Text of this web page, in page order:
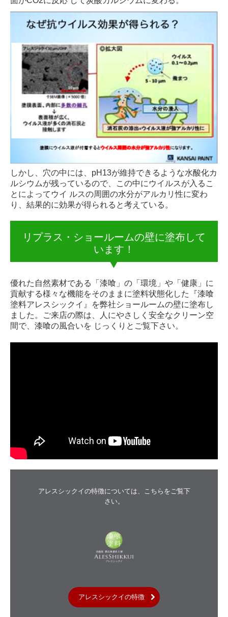
しかし、穴の中には、pH13が維持できるような水酸化カ
ルシウムが残っているので、この中にウイルスが入るこ
とによってウイ ルスの周囲の水分がアルカリ性に変わ
り、結果的に効果が得られると考えている。
リプラス・ショールームの壁に塗布して
います！
優れた自然素材である「漆喰」の「環境」や「健康」に
貢献する様々な機能をそのままに塗料状態化した『漆喰
塗料アレスシックイ』を弊社ショールームの壁に塗布し
ました。ご来店の際は、人にやさしく安全なクリーン空
間で、漆喰の風合いを じっくりとご覧下さい。
アレスシックイの特徴については、こちらをご覧下
さい。
アレスシックイの特徴